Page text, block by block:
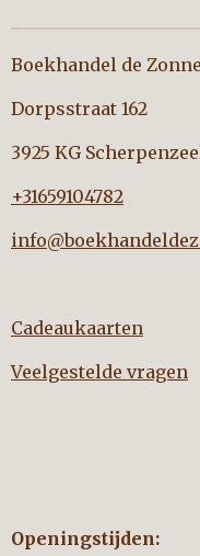
Boekhandel
Dorpsstraat 162
3925 KG
+31659104782
Cadeaukaarten
Veelgestelde vragen
Openingstijden: